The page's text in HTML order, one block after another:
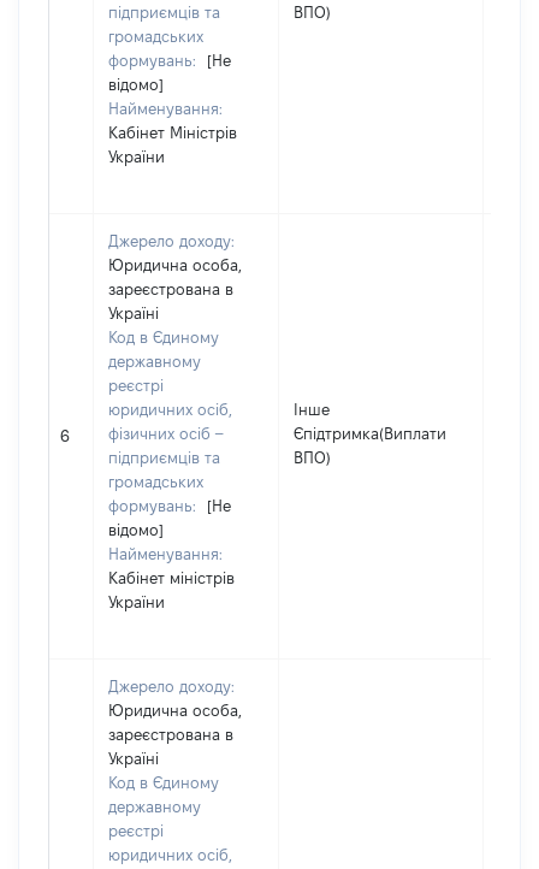
підприємців та
громадських
формувань:
[Не
відомо]
Найменування:
Кабінет Міністрів
України
ВПО)
6
Джерело доходу:
Юридична особа,
зареєстрована в
Україні
Код в Єдиному
державному
реєстрі
юридичних осіб,
фізичних осіб –
підприємців та
громадських
формувань:
[Не
відомо]
Найменування:
Кабінет міністрів
України
Інше
Єпідтримка(Виплати
ВПО)
Джерело доходу:
Юридична особа,
зареєстрована в
Україні
Код в Єдиному
державному
реєстрі
юридичних осіб,